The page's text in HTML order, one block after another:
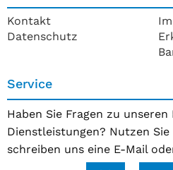
Kontakt
Datenschutz
Service
Haben Sie Fragen zu
Dienstleistungen? Nutzen
schreiben uns eine E-Mail